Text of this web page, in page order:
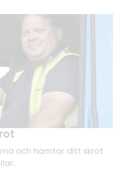
och hämtar ditt skrot